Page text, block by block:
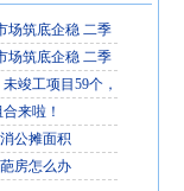
场筑底企稳 二季
场筑底企稳 二季
竣工项目59个，
来啦！
公摊面积
房怎么办